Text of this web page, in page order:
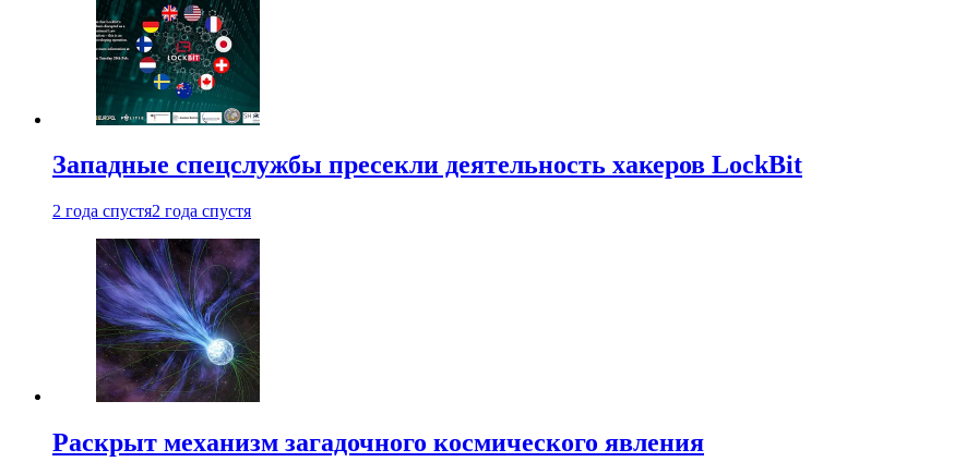
Западные спецслужбы пресекли деятельность хакеров LockBit
2 года спустя2 года спустя
Раскрыт механизм загадочного космического явления